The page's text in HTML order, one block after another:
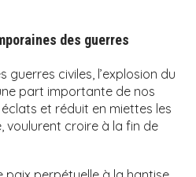
des guerres
civiles, l’explosion du
part importante de nos
et réduit en miettes les
voulurent croire à la fin de